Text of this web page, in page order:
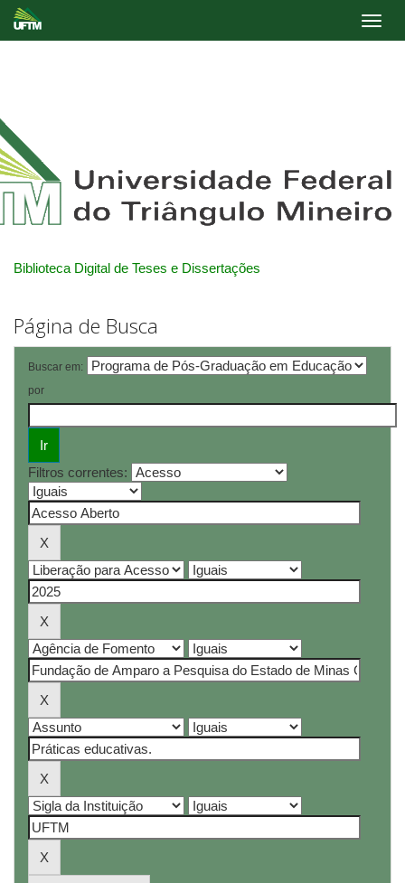
Biblioteca Digital de Teses e Dissertações
Página de Busca
Buscar em:
por
Filtros correntes: